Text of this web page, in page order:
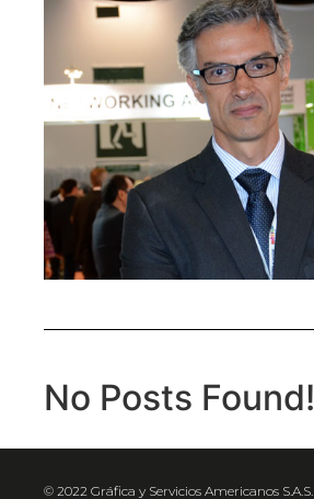
No Posts Found!
© 2022 Gráfica y Servicios Americanos S.A.S.